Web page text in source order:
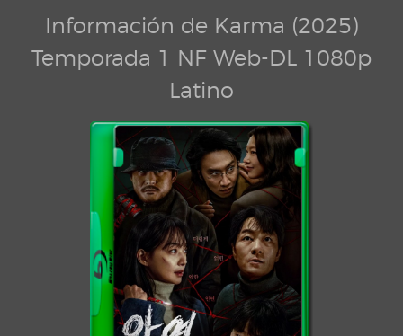
Información de Karma (2025)
Temporada 1 NF Web-DL 1080p
Latino